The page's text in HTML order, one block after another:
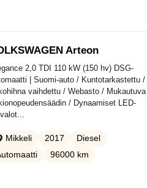
Arteon
2,0 TDI 110 kW (150 hv) DSG-
| Suomi-auto / Kuntotarkastettu /
vaihdettu / Webasto / Mukautuva
/ Dynaamiset LED-
Mikkeli 2017
Diesel
96000 km